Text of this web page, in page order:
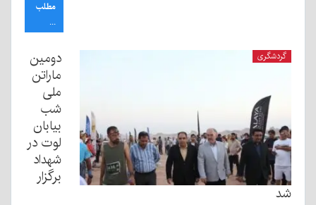
مطلب
...
گردشگری
دومین
ماراتن
ملی
شب
بیابان
لوت در
شهداد
برگزار
شد